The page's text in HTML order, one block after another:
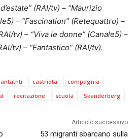
(RAI/tv) – “Maurizio
– “Fascination” (Retequattro) –
tv) – “Viva le donne” (Canale5) –
tv) – “Fantastico” (RAI/tv).
castriota
compagnia
recitazione scuola
Skanderberg
Articolo successivo
53 migranti sbarcano sulla